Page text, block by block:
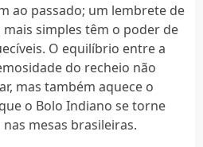
ao passado; um lembrete de
simples têm o poder de
O equilíbrio entre a
do recheio não
mas também aquece o
o Bolo Indiano se torne
mesas brasileiras.